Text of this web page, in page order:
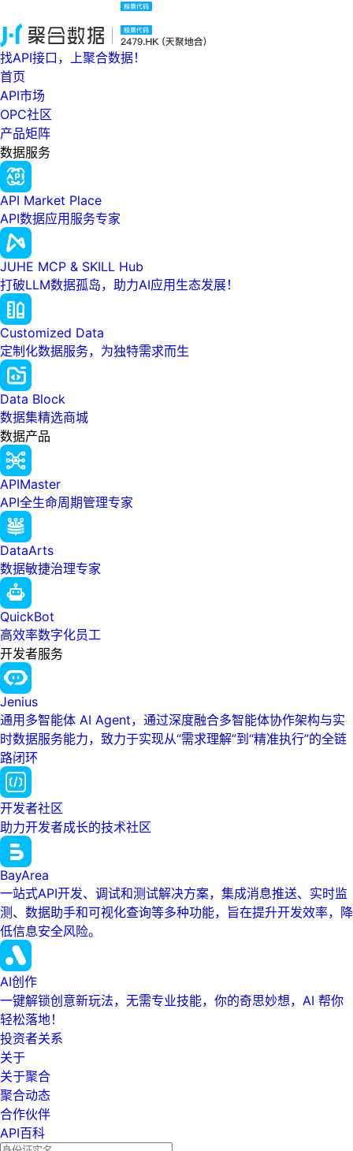
找API接口，上聚合数据！
首页
API市场
OPC社区
产品矩阵
数据服务
API Market Place
API数据应用服务专家
JUHE MCP & SKILL Hub
打破LLM数据孤岛，助力AI应用生态发展！
Customized Data
定制化数据服务，为独特需求而生
Data Block
数据集精选商城
数据产品
APIMaster
API全生命周期管理专家
DataArts
数据敏捷治理专家
QuickBot
高效率数字化员工
开发者服务
Jenius
通用多智能体 AI Agent，通过深度融合多智能体协作架构与实
时数据服务能力，致力于实现从“需求理解”到“精准执行”的全链
路闭环
开发者社区
助力开发者成长的技术社区
BayArea
一站式API开发、调试和测试解决方案，集成消息推送、实时监
测、数据助手和可视化查询等多种功能，旨在提升开发效率，降
低信息安全风险。
AI创作
一键解锁创意新玩法，无需专业技能，你的奇思妙想，AI 帮你
轻松落地！
投资者关系
关于
关于聚合
聚合动态
合作伙伴
API百科